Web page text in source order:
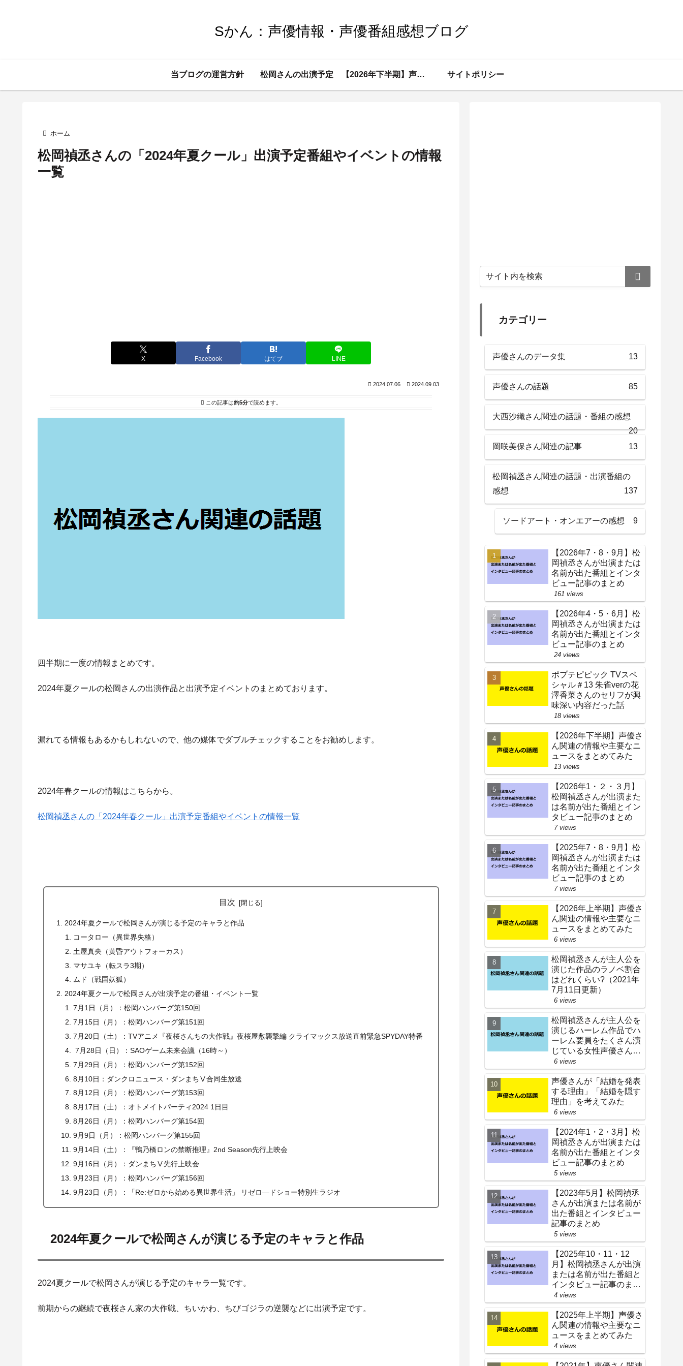
Sかん：声優情報・声優番組感想ブログ
当ブログの運営方針 松岡さんの出演予定 【2026年下半期】声優情報 サイトポリシー
ホーム
松岡禎丞さんの「2024年夏クール」出演予定番組やイベントの情報
一覧
X Facebook はてブ LINE
2024.07.06 2024.09.03
この記事は約5分で読めます。
四半期に一度の情報まとめです。
2024年夏クールの松岡さんの出演作品と出演予定イベントのまとめております。
漏れてる情報もあるかもしれないので、他の媒体でダブルチェックすることをお勧めします。
2024年春クールの情報はこちらから。
松岡禎丞さんの「2024年春クール」出演予定番組やイベントの情報一覧
目次
2024年夏クールで松岡さんが演じる予定のキャラと作品
コータロー（異世界失格）
土屋真央（黄昏アウトフォーカス）
マサユキ（転スラ3期）
ムド（戦国妖狐）
2024年夏クールで松岡さんが出演予定の番組・イベント一覧
7月1日（月）：松岡ハンバーグ第150回
7月15日（月）：松岡ハンバーグ第151回
7月20日（土）：TVアニメ『夜桜さんちの大作戦』夜桜屋敷襲撃編 クライマックス放送直前緊急SPYDAY特番
7月28日（日）：SAOゲーム未来会議（16時～）
7月29日（月）：松岡ハンバーグ第152回
8月10日：ダンクロニュース・ダンまちⅤ合同生放送
8月12日（月）：松岡ハンバーグ第153回
8月17日（土）：オトメイトパーティ2024 1日目
8月26日（月）：松岡ハンバーグ第154回
9月9日（月）：松岡ハンバーグ第155回
9月14日（土）：『鴨乃橋ロンの禁断推理』2nd Season先行上映会
9月16日（月）：ダンまちⅤ先行上映会
9月23日（月）：松岡ハンバーグ第156回
9月23日（月）：「Re:ゼロから始める異世界生活」 リゼロ―ドショー特別生ラジオ
2024年夏クールで松岡さんが演じる予定のキャラと作品
2024夏クールで松岡さんが演じる予定のキャラ一覧です。
前期からの継続で夜桜さん家の大作戦、ちいかわ、ちびゴジラの逆襲などに出演予定です。
カテゴリー
声優さんのデータ集 13
声優さんの話題 85
大西沙織さん関連の話題・番組の感想
20
岡咲美保さん関連の記事
13
松岡禎丞さん関連の話題・出演番組の
感想
137
ソードアート・オンエアーの感想 9
【2026年7・8・9月】松
岡禎丞さんが出演または
名前が出た番組とインタ
ビュー記事のまとめ
161 views
【2026年4・5・6月】松
岡禎丞さんが出演または
名前が出た番組とインタ
ビュー記事のまとめ
24 views
ポプテピピック TVスペ
シャル＃13 朱雀verの花
澤香菜さんのセリフが興
味深い内容だった話
18 views
【2026年下半期】声優さ
ん関連の情報や主要なニ
ュースをまとめてみた
13 views
【2026年1・２・３月】
松岡禎丞さんが出演また
は名前が出た番組とイン
タビュー記事のまとめ
7 views
【2025年7・8・9月】松
岡禎丞さんが出演または
名前が出た番組とインタ
ビュー記事のまとめ
7 views
【2026年上半期】声優さ
ん関連の情報や主要なニ
ュースをまとめてみた
6 views
松岡禎丞さんが主人公を
演じた作品のラノベ割合
はどれくらい?（2021年
7月11日更新）
6 views
松岡禎丞さんが主人公を
演じるハーレム作品でハ
ーレム要員をたくさん演
じている女性声優さんは
誰?
6 views
声優さんが「結婚を発表
する理由」「結婚を隠す
理由」を考えてみた
6 views
【2024年1・2・3月】松
岡禎丞さんが出演または
名前が出た番組とインタ
ビュー記事のまとめ
5 views
【2023年5月】松岡禎丞
さんが出演または名前が
出た番組とインタビュー
記事のまとめ
5 views
【2025年10・11・12
月】松岡禎丞さんが出演
または名前が出た番組と
インタビュー記事のまと
め
4 views
【2025年上半期】声優さ
ん関連の情報や主要なニ
ュースをまとめてみた
4 views